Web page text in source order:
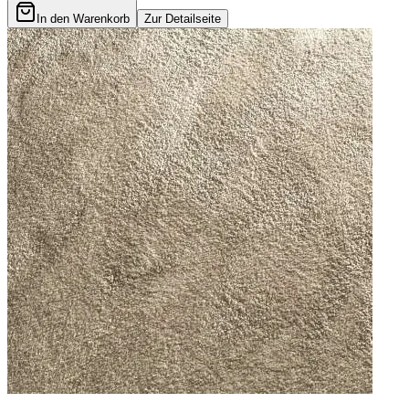
In den Warenkorb Zur Detailseite